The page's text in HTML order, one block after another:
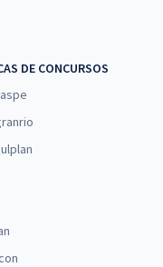
DE CONCURSOS